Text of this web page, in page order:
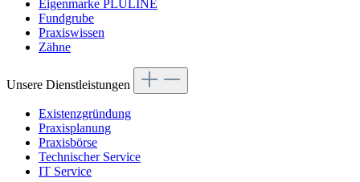
Eigenmarke PLULINE
Fundgrube
Praxiswissen
Zähne
Unsere Dienstleistungen
Existenzgründung
Praxisplanung
Praxisbörse
Technischer Service
IT Service